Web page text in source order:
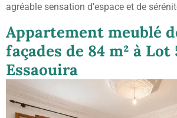
agréable sensation d’espace et de
Appartement meublé
façades de 84 m² à Lot
Essaouira